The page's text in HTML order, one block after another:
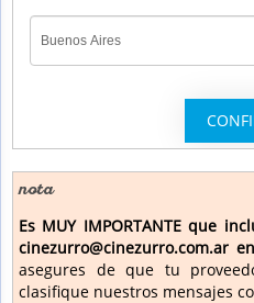
nota
Es MUY IMPORTANTE que
cinezurro@cinezurro.com.ar
asegures de que tu
clasifique nuestros mensajes